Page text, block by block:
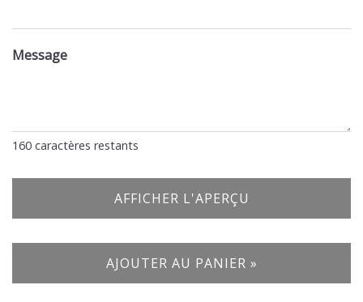
Message
160 caractères restants
AFFICHER L'APERÇU
AJOUTER AU PANIER »